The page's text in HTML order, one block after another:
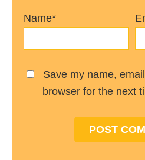
Name*
Save my name,
browser for the next